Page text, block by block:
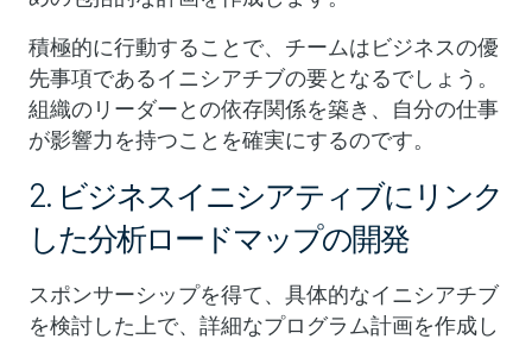
積極的に行動することで、チームはビジネスの優
先事項であるイニシアチブの要となるでしょう。
組織のリーダーとの依存関係を築き、自分の仕事
が影響力を持つことを確実にするのです。
2. ビジネスイニシアティブにリンク
した分析ロードマップの開発
スポンサーシップを得て、具体的なイニシアチブ
を検討した上で、詳細なプログラム計画を作成し